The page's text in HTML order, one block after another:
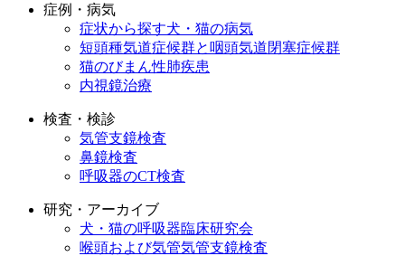
症例・病気
症状から探す犬・猫の病気
短頭種気道症候群と咽頭気道閉塞症候群
猫のびまん性肺疾患
内視鏡治療
検査・検診
気管支鏡検査
鼻鏡検査
呼吸器のCT検査
研究・アーカイブ
犬・猫の呼吸器臨床研究会
喉頭および気管気管支鏡検査